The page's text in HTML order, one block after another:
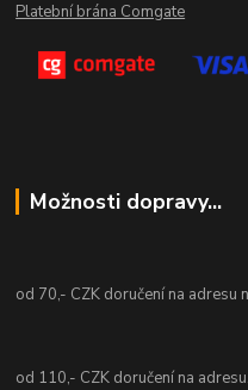
Platební brána Comgate
Možnosti dopravy...
od 70,- CZK doručení na adresu
od 110,- CZK doručení na adresu.